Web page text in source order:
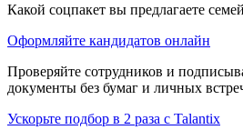
Какой соцпакет вы предлагаете
Оформляйте кандидатов онлайн
Проверяйте сотрудников и
документы без бумаг и личных
Ускорьте подбор в 2 раза с Talantix